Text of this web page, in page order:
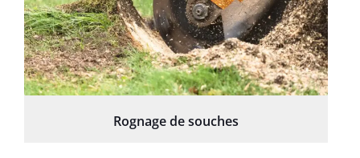
Rognage de souches